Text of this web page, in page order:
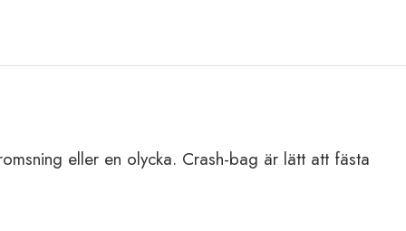
eller en olycka. Crash-bag är lätt att fästa